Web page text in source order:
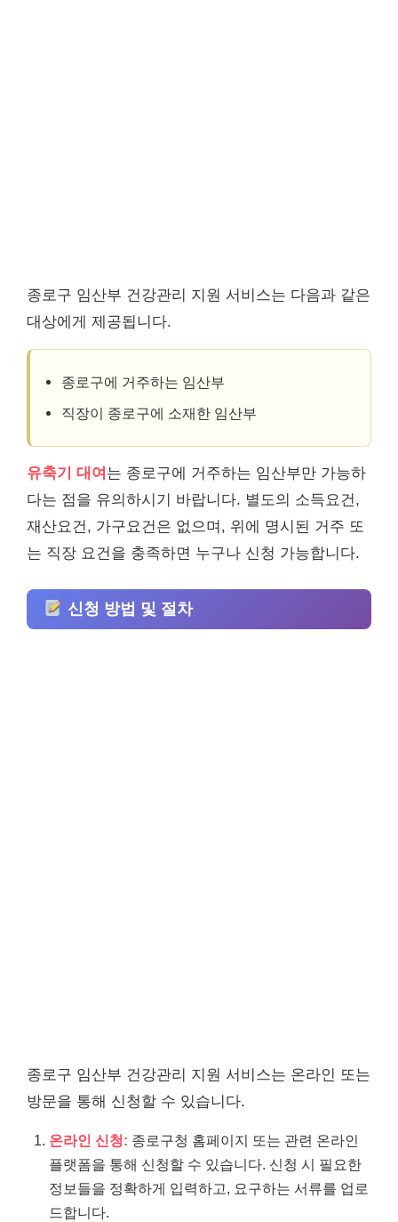
종로구 임산부 건강관리 지원 서비스는 다음과 같은
대상에게 제공됩니다.
종로구에 거주하는 임산부
직장이 종로구에 소재한 임산부
유축기 대여 는 종로구에 거주하는 임산부만 가능하
다는 점을 유의하시기 바랍니다. 별도의 소득요건,
재산요건, 가구요건은 없으며, 위에 명시된 거주 또
는 직장 요건을 충족하면 누구나 신청 가능합니다.
신청 방법 및 절차
종로구 임산부 건강관리 지원 서비스는 온라인 또는
방문을 통해 신청할 수 있습니다.
온라인 신청: 종로구청 홈페이지 또는 관련 온라인
플랫폼을 통해 신청할 수 있습니다. 신청 시 필요한
정보들을 정확하게 입력하고, 요구하는 서류를 업로
드합니다.